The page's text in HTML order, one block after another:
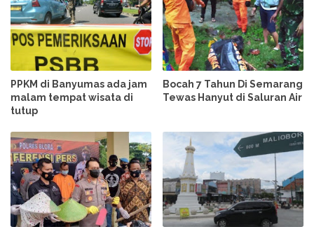
PPKM di Banyumas ada jam
malam tempat wisata di
tutup
Bocah 7 Tahun Di Semarang
Tewas Hanyut di Saluran Air